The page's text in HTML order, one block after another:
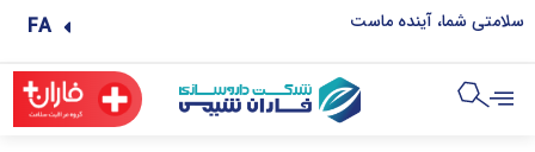
FA سلامتی شما، آینده ماست